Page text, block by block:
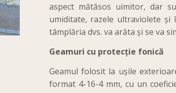
aspect mătăsos uimitor, dar
umiditate, razele ultraviolete și
tâmplăria dvs. va arăta și se va
Geamuri cu protecție fonică
Geamul folosit la ușile
format 4-16-4 mm, cu un